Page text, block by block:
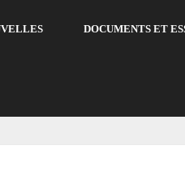
DOCUMENTS ET